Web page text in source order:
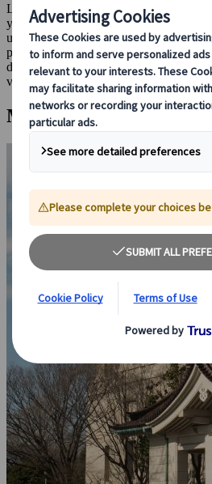
La oferta cultural en Japón es una
y una actividad que no deberíamos
una oportunidad única para ampliar
país anfitrión. A continuación, os
de museos que, en nuestra opinión, no
visita al País del Sol Naciente.
Museo Nacional de